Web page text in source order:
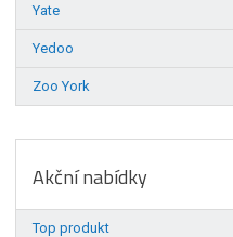
Yate
Yedoo
Zoo York
Akční nabídky
Top produkt